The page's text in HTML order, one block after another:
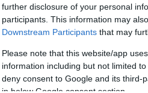
further disclosure of your personal
participants. This information may
Downstream Participants that may
Please note that this website/app
information including but not limited
deny consent to Google and its third-
vagy TV2 Híradó lehet a
aBlikk.